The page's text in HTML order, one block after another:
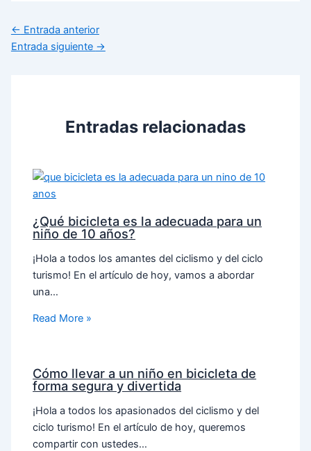
← Entrada anterior
Entrada siguiente →
Entradas relacionadas
¿Qué bicicleta es la adecuada para un
niño de 10 años?
¡Hola a todos los amantes del ciclismo y del ciclo
turismo! En el artículo de hoy, vamos a abordar
una…
Read More »
Cómo llevar a un niño en bicicleta de
forma segura y divertida
¡Hola a todos los apasionados del ciclismo y del
ciclo turismo! En el artículo de hoy, queremos
compartir con ustedes…